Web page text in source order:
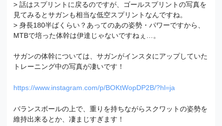
> 話はスプリントに戻るのですが、ゴールスプリントの写真を
見てみるとサガンも相当な低空スプリントなんですね。
> 身長180半ばくらい？あってのあの姿勢・パワーですから、
MTBで培った体幹は伊達じゃないですねぇ…。
サガンの体幹については、サガンがインスタにアップしていた
トレーニング中の写真が凄いです！
https://www.instagram.com/p/BOKtWopDP2B/?hl=ja
バランスボールの上で、重りを持ちながらスクワットの姿勢を
維持出来るとか、凄まじすぎます！